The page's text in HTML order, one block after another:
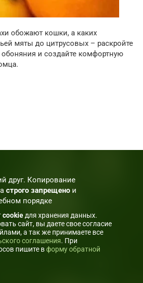
обожают кошки, а каких
мяты до цитрусовых – раскройте
и создайте комфортную
друг. Копирование
строго запрещено и
порядке
cookie для хранения данных.
сайт, вы даете свое согласие
а так же принимаете все
соглашения. При
пишите вформу обратной